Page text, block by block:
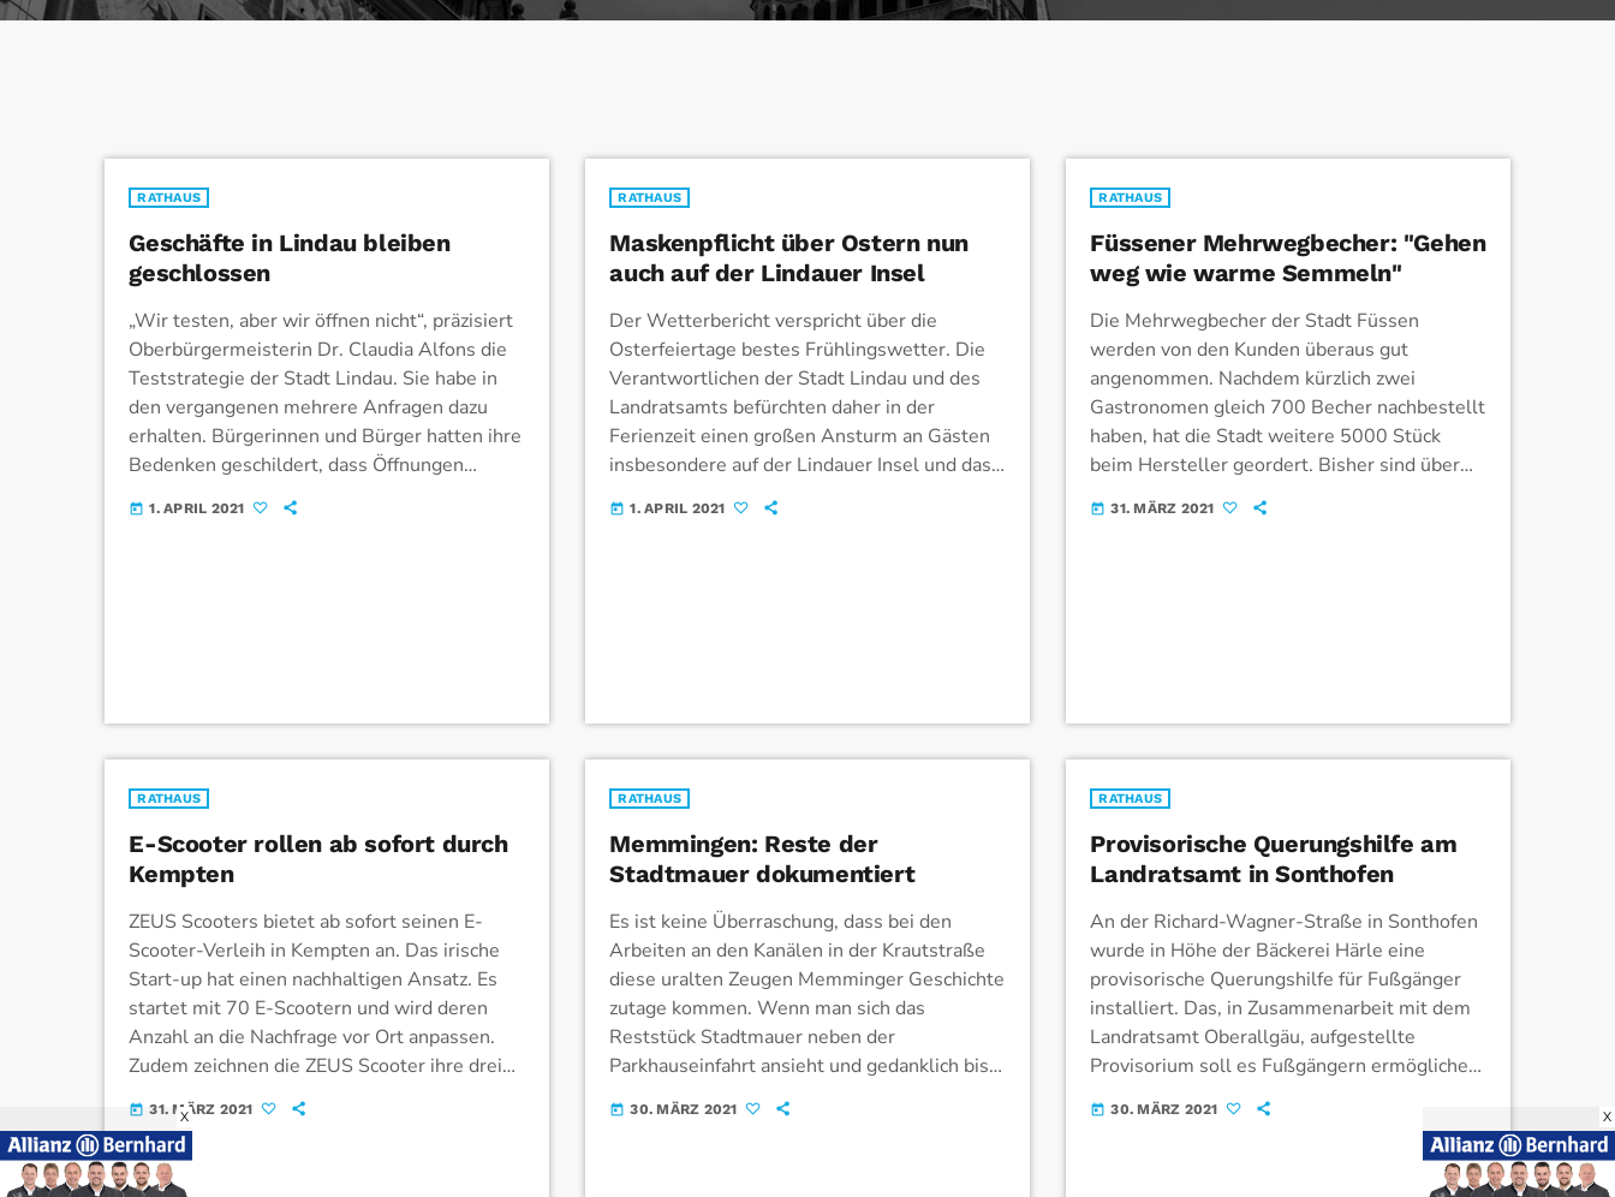
RATHAUS
Geschäfte in Lindau bleiben
geschlossen
„Wir testen, aber wir öffnen nicht“, präzisiert
Oberbürgermeisterin Dr. Claudia Alfons die
Teststrategie der Stadt Lindau. Sie habe in
den vergangenen mehrere Anfragen dazu
erhalten. Bürgerinnen und Bürger hatten ihre
Bedenken geschildert, dass Öffnungen
angesichts der steigenden Infektionszahlen
das falsche Mittel wären. Geschäfte und
today 1. APRIL 2021
RATHAUS
Maskenpflicht über Ostern nun
auch auf der Lindauer Insel
Der Wetterbericht verspricht über die
Osterfeiertage bestes Frühlingswetter. Die
Verantwortlichen der Stadt Lindau und des
Landratsamts befürchten daher in der
Ferienzeit einen großen Ansturm an Gästen
insbesondere auf der Lindauer Insel und das
bei steigenden Infektionszahlen bundesweit.
„Was in einem normalen Tourismusjahr
today 1. APRIL 2021
RATHAUS
Füssener Mehrwegbecher: "Gehen
weg wie warme Semmeln"
Die Mehrwegbecher der Stadt Füssen
werden von den Kunden überaus gut
angenommen. Nachdem kürzlich zwei
Gastronomen gleich 700 Becher nachbestellt
haben, hat die Stadt weitere 5000 Stück
beim Hersteller geordert. Bisher sind über
4000 der Mehrwegbecher im Umlauf.
Einwegbecher für Kaffee zum Mitnehmen
today 31. MÄRZ 2021
RATHAUS
E-Scooter rollen ab sofort durch
Kempten
ZEUS Scooters bietet ab sofort seinen E-
Scooter-Verleih in Kempten an. Das irische
Start-up hat einen nachhaltigen Ansatz. Es
startet mit 70 E-Scootern und wird deren
Anzahl an die Nachfrage vor Ort anpassen.
Zudem zeichnen die ZEUS Scooter ihre drei
Räder, der stabile Ständer und das hohe
Gewicht aus. Sie sind […]
today 31. MÄRZ 2021
RATHAUS
Memmingen: Reste der
Stadtmauer dokumentiert
Es ist keine Überraschung, dass bei den
Arbeiten an den Kanälen in der Krautstraße
diese uralten Zeugen Memminger Geschichte
zutage kommen. Wenn man sich das
Reststück Stadtmauer neben der
Parkhauseinfahrt ansieht und gedanklich bis
zum Hexenturm verlängert, dann musste bei
diesen Arbeiten irgendetwas davon noch
today 30. MÄRZ 2021
RATHAUS
Provisorische Querungshilfe am
Landratsamt in Sonthofen
An der Richard-Wagner-Straße in Sonthofen
wurde in Höhe der Bäckerei Härle eine
provisorische Querungshilfe für Fußgänger
installiert. Das, in Zusammenarbeit mit dem
Landratsamt Oberallgäu, aufgestellte
Provisorium soll es Fußgängern ermöglichen,
schneller, komfortabler und vor allem
sicherer die Richard-Wagner-Straße zu
überqueren. Durch die neue Querungshilfe
wird die sehr breite Richard-Wagner-Straße
today 30. MÄRZ 2021
X X